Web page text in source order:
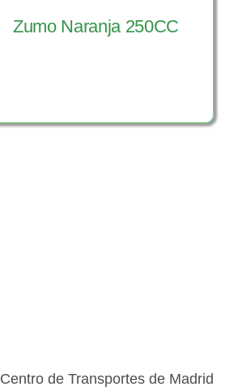
Zumo Naranja 250CC
Centro de Transportes de Madrid